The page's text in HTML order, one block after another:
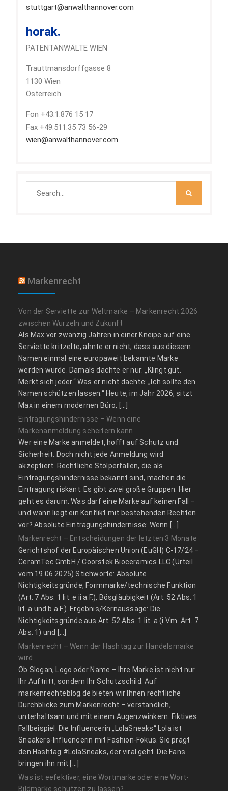
stuttgart@anwalthannover.com
horak.
PATENTANWÄLTE WIEN
Trauttmansdorffgasse 8
1130 Wien
Österreich
Fon +43.1.876 15 17
Fax +49.511.35 73 56-29
wien@anwalthannover.com
Markenrecht
Von der Serviette zur Weltmarke – Markenrecht 2026
zwischen Wurzeln und Zukunft
Als Max vor zwanzig Jahren in einer Kneipe auf eine
Serviette kritzelte, ahnte er nicht, dass aus diesem
Namen einmal eine europaweit bekannte Marke
werden würde. Damals dachte er nur: „Klingt gut.
Merkt sich jeder.“ Was er nicht dachte: „Ich sollte den
Namen schützen lassen.“ Heute, im Jahr 2026, sitzt
Max in einem modernen Büro, […]
Eintragungshindernisse – Wenn eine
Markenanmeldung scheitern kann
Wer eine Marke anmeldet, hofft auf Schutz und
Sicherheit. Doch nicht jede Anmeldung wird
akzeptiert. Rechtliche Stolperfallen, die als
Eintragungshindernisse bekannt sind, machen die
Eintragung riskant. Es gibt zwei große Gruppen: Hier
geht es darum: Was darf eine Marke auf keinen Fall –
und wann liegt ein Konflikt mit bestehenden Rechten
vor? Absolute Eintragungshindernisse: Wenn […]
Markenrecht – Entscheidungen der letzten 3 Monate
Gerichtshof der Europäischen Union (EuGH) C‑17/24 –
CeramTec GmbH / Coorstek Bioceramics LLC (Urteil
vom 19.06.2025) Stichworte: Absolute
Nichtigkeitsgründe, Formmarke/technische Funktion
(Art. 7 Abs. 1 lit. e ii a.F.), Bösgläubigkeit (Art. 52 Abs. 1
lit. a und b a.F.). Ergebnis/Kernaussage: Die
Nichtigkeitsgründe aus Art. 52 Abs. 1 lit. a (i.V.m. Art. 7
Abs. 1) und […]
Markenrecht – Wenn der Hashtag zur Handelsmarke
wird
Ob Slogan, Logo oder Name – Ihre Marke ist nicht nur
Ihr Auftritt, sondern Ihr Schutzschild. Auf
markenrechteblog.de bieten wir Ihnen rechtliche
Durchblicke zum Markenrecht – verständlich,
unterhaltsam und mit einem Augenzwinkern. Fiktives
Fallbeispiel: Die Influencerin „LolaSneaks“ Lola ist
Sneakers-Influencerin mit Fashion-Fokus. Sie prägt
den Hashtag #LolaSneaks, der viral geht. Die Fans
bringen ihn mit […]
Was ist eefektiver, eine Wortmarke oder eine Wort-
Bildmarke schützen zu lassen?